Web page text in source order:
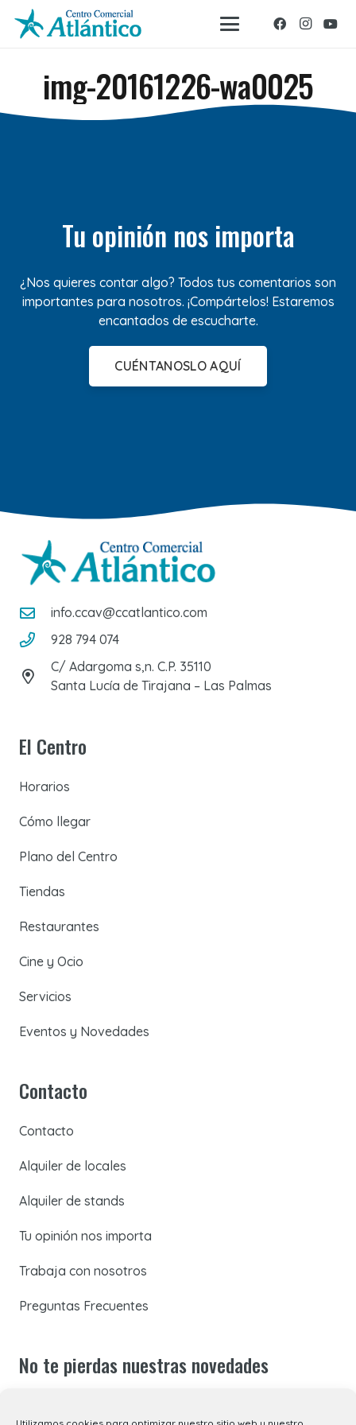
img-20161226-wa0025
Tu opinión nos importa
¿Nos quieres contar algo? Todos tus comentarios son
importantes para nosotros. ¡Compártelos! Estaremos
encantados de escucharte.
CUÉNTANOSLO AQUÍ
info.ccav@ccatlantico.com
928 794 074
C/ Adargoma s,n. C.P. 35110
Santa Lucía de Tirajana – Las Palmas
El Centro
Horarios
Cómo llegar
Plano del Centro
Tiendas
Restaurantes
Cine y Ocio
Servicios
Eventos y Novedades
Contacto
Contacto
Alquiler de locales
Alquiler de stands
Tu opinión nos importa
Trabaja con nosotros
Preguntas Frecuentes
No te pierdas nuestras novedades